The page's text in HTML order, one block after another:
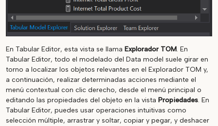
En Tabular Editor, esta vista se llama Explorador TOM. En
Tabular Editor, todo el modelado del Data model suele girar en
torno a localizar los objetos relevantes en el Explorador TOM y,
a continuación, realizar determinadas acciones mediante el
menú contextual con clic derecho, desde el menú principal o
editando las propiedades del objeto en la vista Propiedades. En
Tabular Editor, puedes usar operaciones intuitivas como
selección múltiple, arrastrar y soltar, copiar y pegar, y deshacer